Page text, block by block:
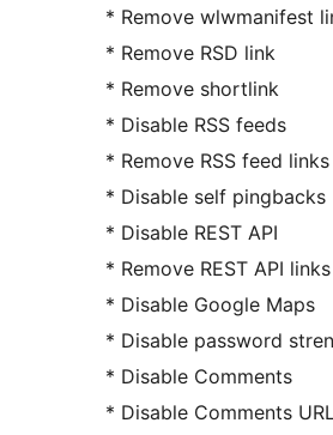
* Remove wlwmanifest
* Remove RSD link
* Remove shortlink
* Disable RSS feeds
* Remove RSS feed links
* Disable self pingbacks
* Disable REST API
* Remove REST API links
* Disable Google Maps
* Disable password
* Disable Comments
* Disable Comments